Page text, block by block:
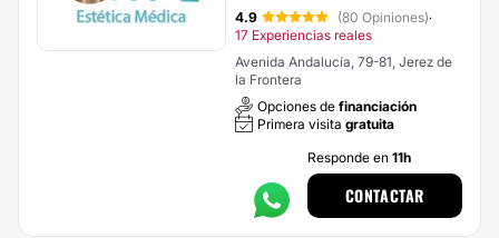
4.9 (80 Opiniones)·
17 Experiencias reales
Avenida Andalucía, 79-81, Jerez de
la Frontera
Opciones de financiación
Primera visita gratuita
Responde en 11h
CONTACTAR